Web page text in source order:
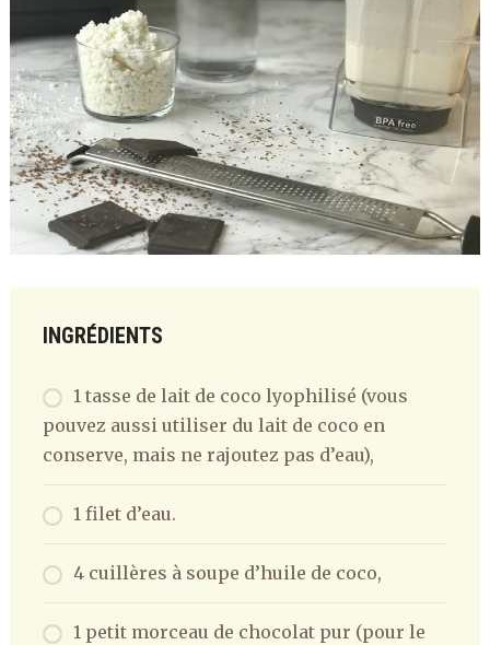
INGRÉDIENTS
1 tasse de lait de coco lyophilisé (vous
pouvez aussi utiliser du lait de coco en
conserve, mais ne rajoutez pas d’eau),
1 filet d’eau.
4 cuillères à soupe d’huile de coco,
1 petit morceau de chocolat pur (pour le